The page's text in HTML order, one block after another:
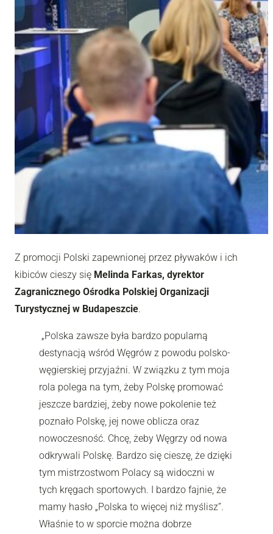
Z promocji Polski zapewnionej przez pływaków i ich
kibiców cieszy się Melinda Farkas, dyrektor
Zagranicznego Ośrodka Polskiej Organizacji
Turystycznej w Budapeszcie.
„Polska zawsze była bardzo popularną
destynacją wśród Węgrów z powodu polsko-
węgierskiej przyjaźni. W związku z tym moja
rola polega na tym, żeby Polskę promować
jeszcze bardziej, żeby nowe pokolenie też
poznało Polskę, jej nowe oblicza oraz
nowoczesność. Chcę, żeby Węgrzy od nowa
odkrywali Polskę. Bardzo się cieszę, że dzięki
tym mistrzostwom Polacy są widoczni w
tych kręgach sportowych. I bardzo fajnie, że
mamy hasło „Polska to więcej niż myślisz”.
Właśnie to w sporcie można dobrze